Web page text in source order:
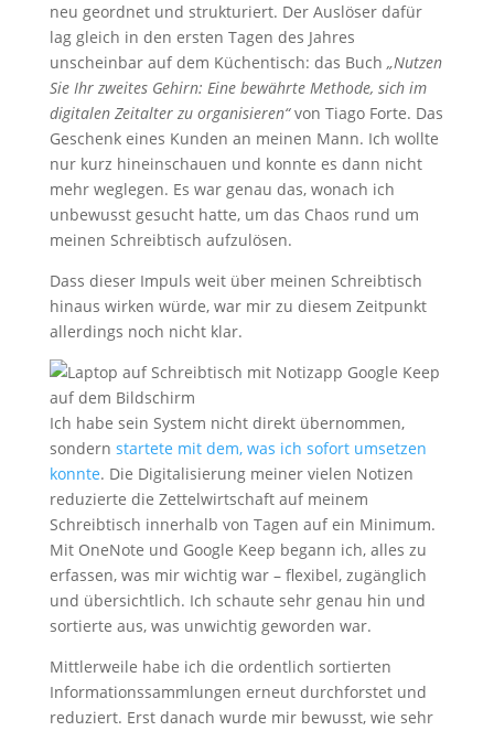
neu geordnet und strukturiert. Der Auslöser dafür
lag gleich in den ersten Tagen des Jahres
unscheinbar auf dem Küchentisch: das Buch „Nutzen
Sie Ihr zweites Gehirn: Eine bewährte Methode, sich im
digitalen Zeitalter zu organisieren“ von Tiago Forte. Das
Geschenk eines Kunden an meinen Mann. Ich wollte
nur kurz hineinschauen und konnte es dann nicht
mehr weglegen. Es war genau das, wonach ich
unbewusst gesucht hatte, um das Chaos rund um
meinen Schreibtisch aufzulösen.
Dass dieser Impuls weit über meinen Schreibtisch
hinaus wirken würde, war mir zu diesem Zeitpunkt
allerdings noch nicht klar.
Ich habe sein System nicht direkt übernommen,
sondern startete mit dem, was ich sofort umsetzen
konnte. Die Digitalisierung meiner vielen Notizen
reduzierte die Zettelwirtschaft auf meinem
Schreibtisch innerhalb von Tagen auf ein Minimum.
Mit OneNote und Google Keep begann ich, alles zu
erfassen, was mir wichtig war – flexibel, zugänglich
und übersichtlich. Ich schaute sehr genau hin und
sortierte aus, was unwichtig geworden war.
Mittlerweile habe ich die ordentlich sortierten
Informationssammlungen erneut durchforstet und
reduziert. Erst danach wurde mir bewusst, wie sehr